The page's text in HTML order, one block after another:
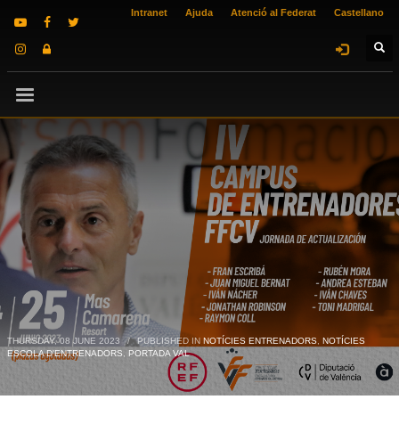
Intranet Ajuda Atenció al Federat Castellano
THURSDAY, 08 JUNE 2023 / PUBLISHED IN NOTÍCIES ENTRENADORS, NOTÍCIES
ESCOLA D'ENTRENADORS
PORTADA VAL